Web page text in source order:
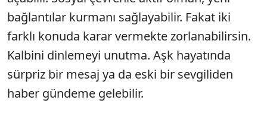
bağlantılar kurmanı sağlayabilir. Fakat iki
farklı konuda karar vermekte zorlanabilirsin.
Kalbini dinlemeyi unutma. Aşk hayatında
sürpriz bir mesaj ya da eski bir sevgiliden
haber gündeme gelebilir.